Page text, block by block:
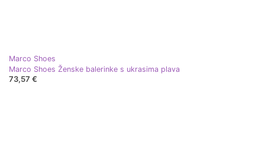
Marco Shoes
Marco Shoes Ženske balerinke s ukrasima plava
73,57 €